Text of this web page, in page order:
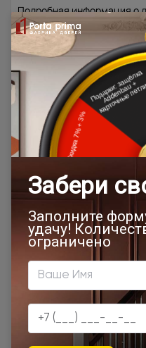
Подробная информация о
Товар
500x1900 Двери
Стильные
600x2000 700x1900
800х1950
800x2000
700x2200 Двери
900x1900
800x2100
1200x2000 Шампань
Наши